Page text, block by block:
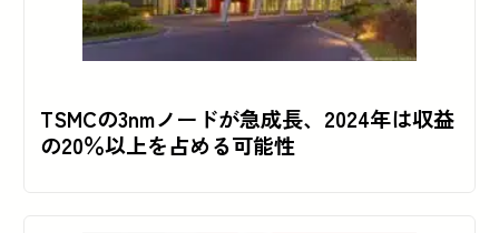
TSMCの3nmノードが急成長、2024年は収益
の20％以上を占める可能性